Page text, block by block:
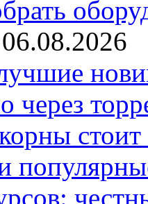
06.08.2026
через
стоит